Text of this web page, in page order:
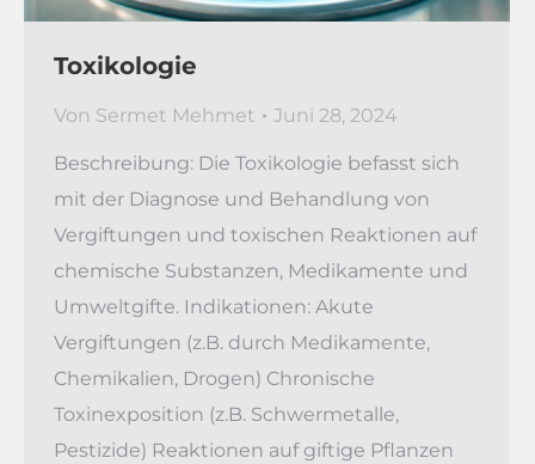
Toxikologie
Von Sermet Mehmet Juni 28, 2024
Beschreibung: Die Toxikologie befasst sich
mit der Diagnose und Behandlung von
Vergiftungen und toxischen Reaktionen auf
chemische Substanzen, Medikamente und
Umweltgifte. Indikationen: Akute
Vergiftungen (z.B. durch Medikamente,
Chemikalien, Drogen) Chronische
Toxinexposition (z.B. Schwermetalle,
Pestizide) Reaktionen auf giftige Pflanzen